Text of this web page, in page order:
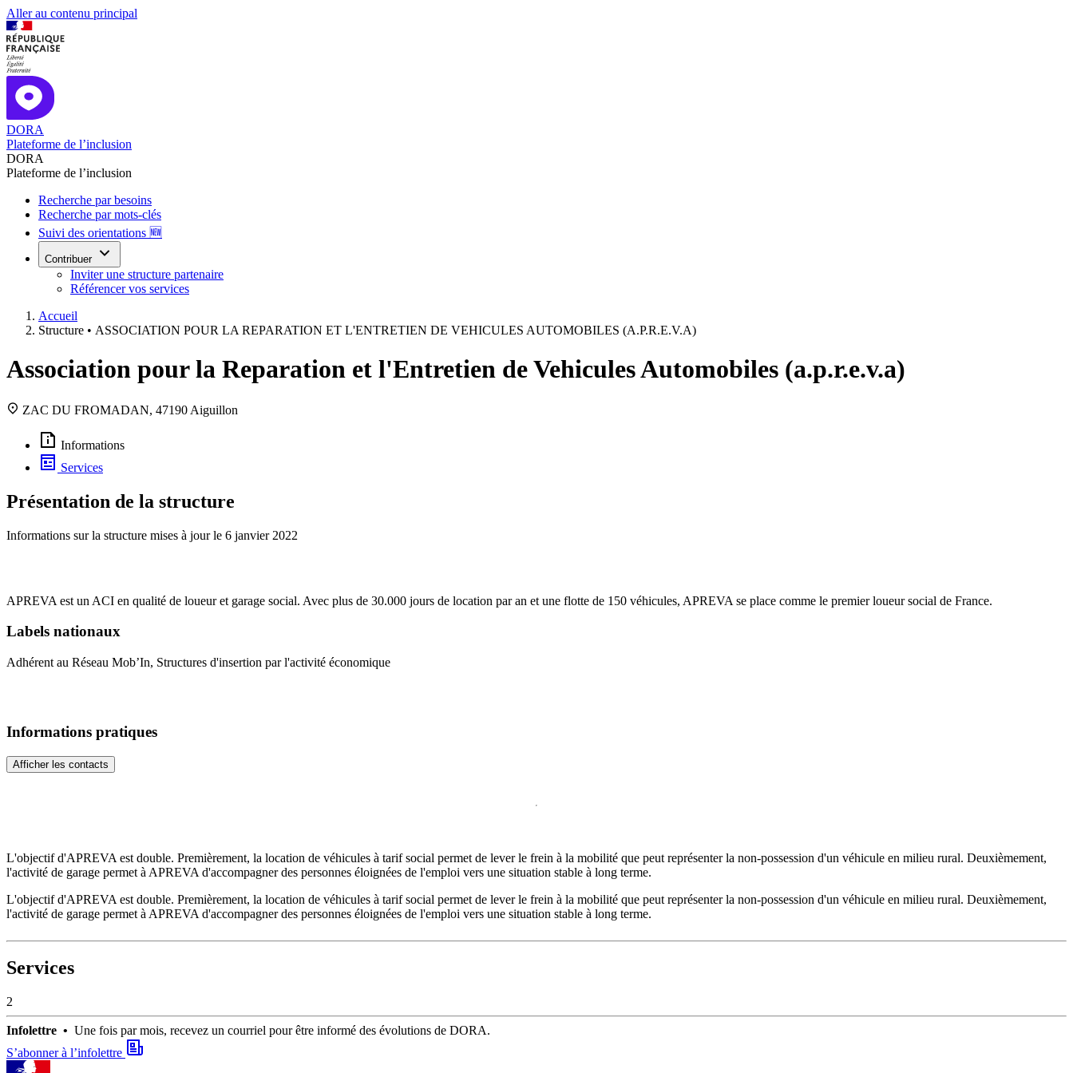
Aller au contenu principal
DORA
Plateforme de l’inclusion
DORA
Plateforme de l’inclusion
Recherche par besoins
Recherche par mots-clés
Suivi des orientations 🆕
Contribuer
Inviter une structure partenaire
Référencer vos services
Accueil
Structure • ASSOCIATION POUR LA REPARATION ET L'ENTRETIEN DE VEHICULES AUTOMOBILES (A.P.R.E.V.A)
Association pour la Reparation et l'Entretien de Vehicules Automobiles (a.p.r.e.v.a)
ZAC DU FROMADAN, 47190 Aiguillon
Informations
Services
Présentation de la structure
Informations sur la structure mises à jour le 6 janvier 2022
APREVA est un ACI en qualité de loueur et garage social. Avec plus de 30.000 jours de location par an et une flotte de 150 véhicules, APREVA se place comme le premier loueur social de France.
Labels nationaux
Adhérent au Réseau Mob’In, Structures d'insertion par l'activité économique
L'objectif d'APREVA est double. Premièrement, la location de véhicules à tarif social permet de lever le frein à la mobilité que peut représenter la non-possession d'un véhicule en milieu rural. Deuxièmement,
l'activité de garage permet à APREVA d'accompagner des personnes éloignées de l'emploi vers une situation stable à long terme.
L'objectif d'APREVA est double. Premièrement, la location de véhicules à tarif social permet de lever le frein à la mobilité que peut représenter la non-possession d'un véhicule en milieu rural. Deuxièmement,
l'activité de garage permet à APREVA d'accompagner des personnes éloignées de l'emploi vers une situation stable à long terme.
Informations pratiques
Afficher les contacts
Services
2
Infolettre • Une fois par mois, recevez un courriel pour être informé des évolutions de DORA.
S’abonner à l’infolettre